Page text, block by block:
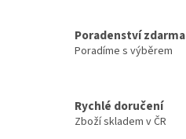
Poradenství zdarma
Poradíme s výběrem
Rychlé doručení
Zboží skladem v ČR